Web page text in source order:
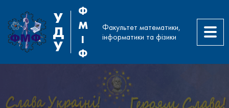
У
Д
У
Ф
М
І
Ф
Факультет математики,
інформатики та фізики